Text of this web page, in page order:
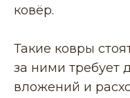
ковёр.
Такие ковры
за ними требует
вложений и